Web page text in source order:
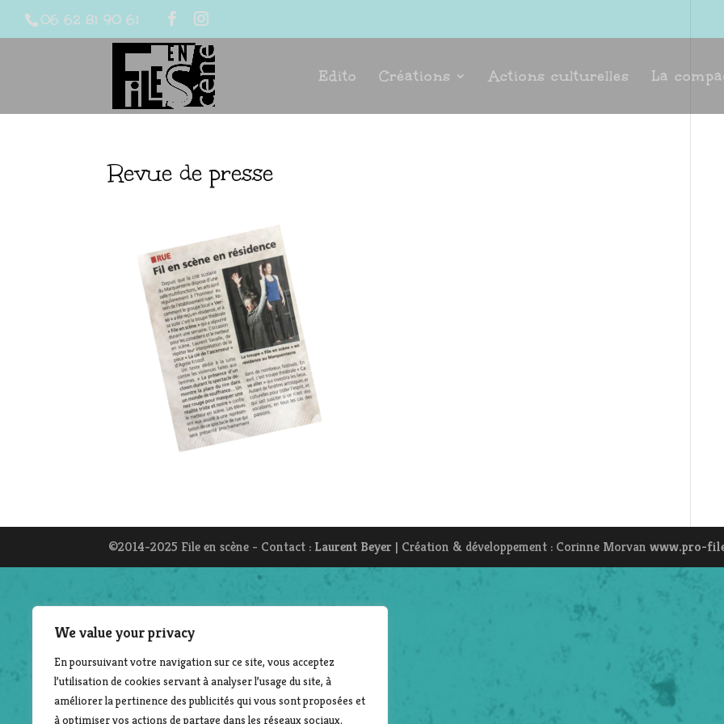
We value your privacy
En poursuivant votre navigation sur ce site, vous acceptez
l’utilisation de cookies servant à analyser l’usage du site, à
améliorer la pertinence des publicités qui vous sont proposées et
à optimiser vos actions de partage dans les réseaux sociaux.
06 62 81 90 61
Edito Créations Actions culturelles La
Revue de presse
©2014-2025 File en scène - Contact : Laurent Beyer | Création & développement : Corinne Morvanwww.pro-